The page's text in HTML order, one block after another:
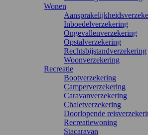
Wonen
Inboedelverzekering
Ongevallenverzekering
Opstalverzekering
Rechtsbijstandverzekering
Woonverzekering
Recreatie
Bootverzekering
Camperverzekering
Caravanverzekering
Chaletverzekering
Doorlopende
Recreatiewoning
Stacaravan